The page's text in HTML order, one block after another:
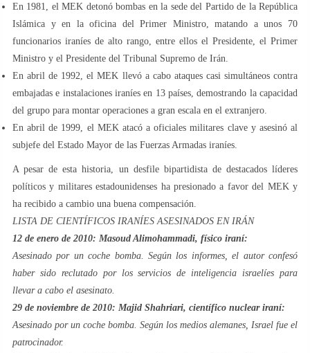
En 1981, el MEK detonó bombas en la sede del Partido de la República
Islámica y en la oficina del Primer Ministro, matando a unos 70
funcionarios iraníes de alto rango, entre ellos el Presidente, el Primer
Ministro y el Presidente del Tribunal Supremo de Irán.
En abril de 1992, el MEK llevó a cabo ataques casi simultáneos contra
embajadas e instalaciones iraníes en 13 países, demostrando la capacidad
del grupo para montar operaciones a gran escala en el extranjero.
En abril de 1999, el MEK atacó a oficiales militares clave y asesinó al
subjefe del Estado Mayor de las Fuerzas Armadas iraníes.
A pesar de esta historia, un desfile bipartidista de destacados líderes
políticos y militares estadounidenses ha presionado a favor del MEK y
ha recibido a cambio una buena compensación.
LISTA DE CIENTÍFICOS IRANÍES ASESINADOS EN IRÁN
12 de enero de 2010: Masoud Alimohammadi, físico iraní:
Asesinado por un coche bomba. Según los informes, el autor confesó
haber sido reclutado por los servicios de inteligencia israelíes para
llevar a cabo el asesinato.
29 de noviembre de 2010: Majid Shahriari, científico nuclear iraní:
Asesinado por un coche bomba. Según los medios alemanes, Israel fue el
patrocinador.